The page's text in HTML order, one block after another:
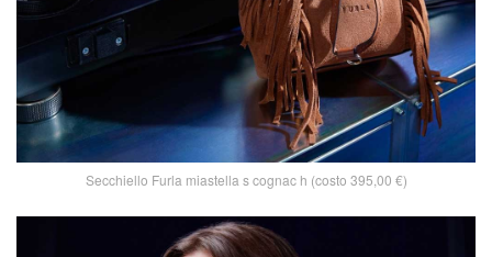
Secchiello Furla miastella s cognac h (costo 395,00 €)